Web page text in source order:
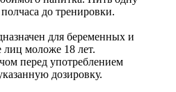
до тренировки.
для беременных и
моложе 18 лет.
перед употреблением
дозировку.